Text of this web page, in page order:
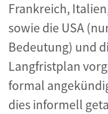
Frankreich,
sowie die USA
Bedeutung) und
Langfristplan
formal
dies informell